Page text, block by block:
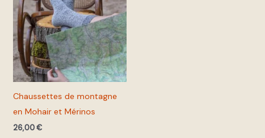
Chaussettes de montagne
en Mohair et Mérinos
26,00€
a
plusieurs
variations.
Les
options
peuvent
être